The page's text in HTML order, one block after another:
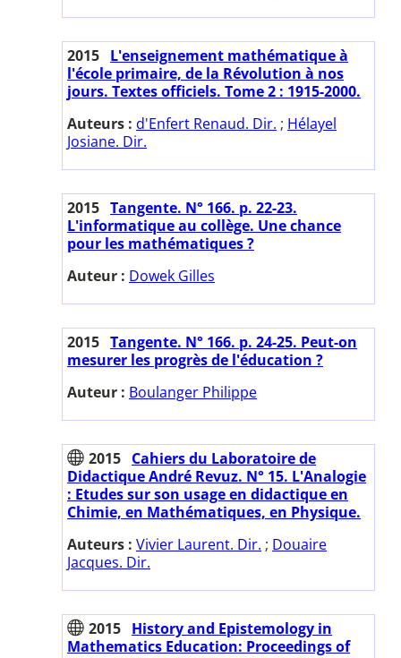
2015 L'enseignement mathématique à
l'école primaire, de la Révolution à nos
jours. Textes officiels. Tome 2 : 1915-2000.
Auteurs : d'Enfert Renaud. Dir. ; Hélayel
Josiane. Dir.
2015 Tangente. N° 166. p. 22-23.
L'informatique au collège. Une chance
pour les mathématiques ?
Auteur : Dowek Gilles
2015 Tangente. N° 166. p. 24-25. Peut-on
mesurer les progrès de l'éducation ?
Auteur : Boulanger Philippe
2015 Cahiers du Laboratoire de
Didactique André Revuz. N° 15. L'Analogie
: Etudes sur son usage en didactique en
Chimie, en Mathématiques, en Physique.
Auteurs : Vivier Laurent. Dir. ; Douaire
Jacques. Dir.
2015 History and Epistemology in
Mathematics Education: Proceedings of